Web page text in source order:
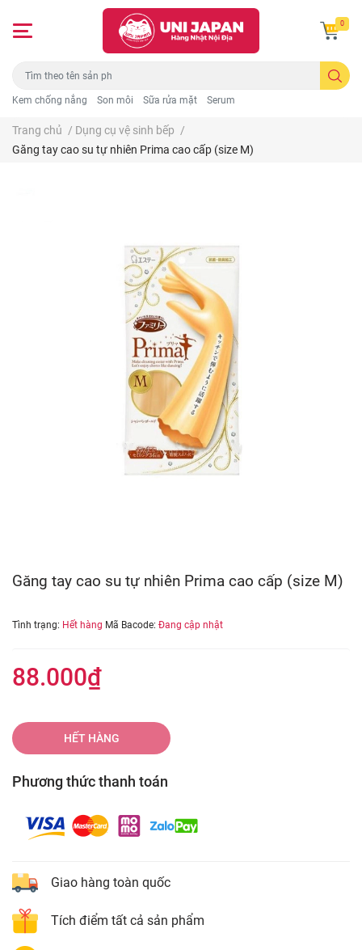
Kem chống nắng Son môi Sữa rửa mặt Serum
0
Trang chủ / Dụng cụ vệ sinh bếp /
Găng tay cao su tự nhiên Prima cao cấp (size M)
Găng tay cao su tự nhiên Prima cao cấp (size M)
Tình trạng: Hết hàng Mã Bacode: Đang cập nhật
88.000₫
HẾT HÀNG
Phương thức thanh toán
Giao hàng toàn quốc
Tích điểm tất cả sản phẩm